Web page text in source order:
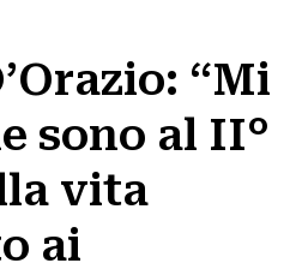
“Mi
sono al II°
vita
ai